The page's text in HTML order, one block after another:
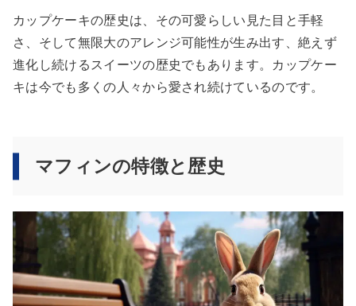
カップケーキの歴史は、その可愛らしい見た目と手軽
さ、そして無限大のアレンジ可能性が生み出す、絶えず
進化し続けるスイーツの歴史でもあります。カップケー
キは今でも多くの人々から愛され続けているのです。
マフィンの特徴と歴史